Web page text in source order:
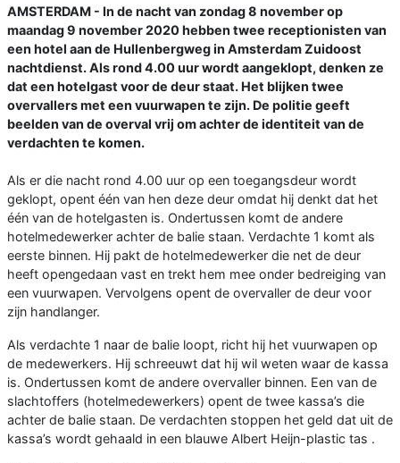
AMSTERDAM - In de nacht van zondag 8 november op
maandag 9 november 2020 hebben twee receptionisten van
een hotel aan de Hullenbergweg in Amsterdam Zuidoost
nachtdienst. Als rond 4.00 uur wordt aangeklopt, denken ze
dat een hotelgast voor de deur staat. Het blijken twee
overvallers met een vuurwapen te zijn. De politie geeft
beelden van de overval vrij om achter de identiteit van de
verdachten te komen.
Als er die nacht rond 4.00 uur op een toegangsdeur wordt
geklopt, opent één van hen deze deur omdat hij denkt dat het
één van de hotelgasten is. Ondertussen komt de andere
hotelmedewerker achter de balie staan. Verdachte 1 komt als
eerste binnen. Hij pakt de hotelmedewerker die net de deur
heeft opengedaan vast en trekt hem mee onder bedreiging van
een vuurwapen. Vervolgens opent de overvaller de deur voor
zijn handlanger.
Als verdachte 1 naar de balie loopt, richt hij het vuurwapen op
de medewerkers. Hij schreeuwt dat hij wil weten waar de kassa
is. Ondertussen komt de andere overvaller binnen. Een van de
slachtoffers (hotelmedewerkers) opent de twee kassa’s die
achter de balie staan. De verdachten stoppen het geld dat uit de
kassa’s wordt gehaald in een blauwe Albert Heijn-plastic tas .